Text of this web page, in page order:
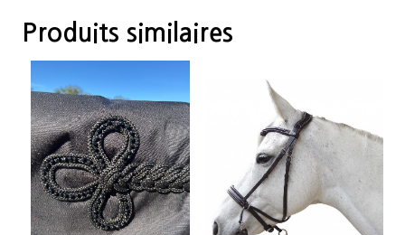
Produits similaires